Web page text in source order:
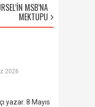
MSB’NA
MEKTUPU
2026
yazar. 8 Mayıs